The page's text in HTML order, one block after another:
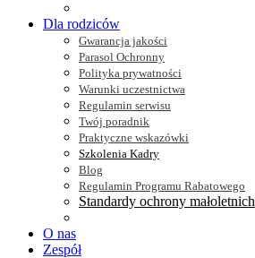
Dla rodziców
Gwarancja jakości
Parasol Ochronny
Polityka prywatności
Warunki uczestnictwa
Regulamin serwisu
Twój poradnik
Praktyczne wskazówki
Szkolenia Kadry
Blog
Regulamin Programu Rabatowego
Standardy ochrony małoletnich
O nas
Zespół